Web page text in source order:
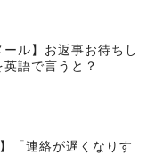
ール】お返事お待ちし
語で言うと？
「連絡が遅くなりす